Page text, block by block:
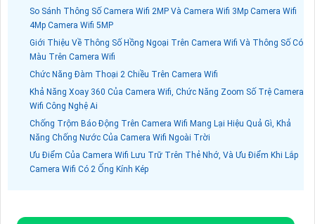
So Sánh Thông Số Camera Wifi 2MP Và Camera Wifi 3Mp Camera Wifi
4Mp Camera Wifi 5MP
Giới Thiệu Về Thông Số Hồng Ngoại Trên Camera Wifi Và Thông Số Có
Màu Trên Camera Wifi
Chức Năng Đàm Thoại 2 Chiều Trên Camera Wifi
Khả Năng Xoay 360 Của Camera Wifi, Chức Năng Zoom Số Trệ Camera
Wifi Công Nghệ Ai
Chống Trộm Báo Động Trên Camera Wifi Mang Lại Hiệu Quả Gì, Khả
Năng Chống Nước Của Camera Wifi Ngoài Trời
Ưu Điểm Của Camera Wifi Lưu Trữ Trên Thẻ Nhớ, Và Ưu Điểm Khi Lắp
Camera Wifi Có 2 Ống Kính Kép